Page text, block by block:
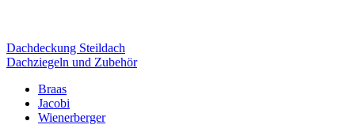
Dachdeckung Steildach
Dachziegeln und Zubehör
Braas
Jacobi
Wienerberger